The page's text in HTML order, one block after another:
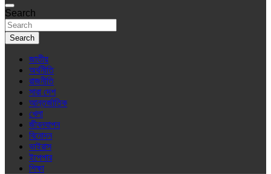
Search
Search
জাতীয়
অর্থনীতি
রাজনীতি
সারা দেশ
আন্তর্জাতিক
খেলা
জীবনযাপন
বিনোদন
ভাইরাস
ইপেপার
শিক্ষা